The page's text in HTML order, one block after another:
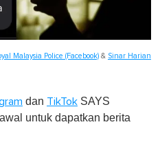
Malaysia Police (Facebook) & Sinar Harian
dan TikTok SAYS
untuk dapatkan berita